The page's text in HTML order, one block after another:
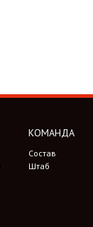
КОМАНДА
Состав
Штаб